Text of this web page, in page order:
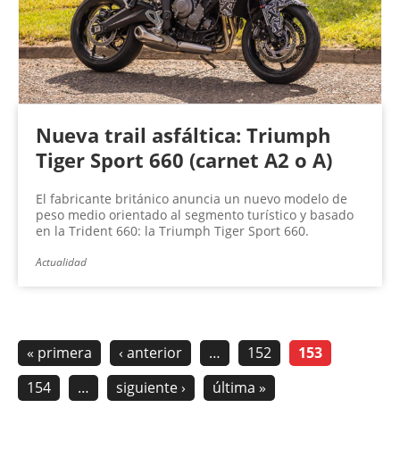
Nueva trail asfáltica: Triumph
Tiger Sport 660 (carnet A2 o A)
El fabricante británico anuncia un nuevo modelo de
peso medio orientado al segmento turístico y basado
en la Trident 660: la Triumph Tiger Sport 660.
Actualidad
« primera ‹ anterior … 152
153
154
… siguiente › última »